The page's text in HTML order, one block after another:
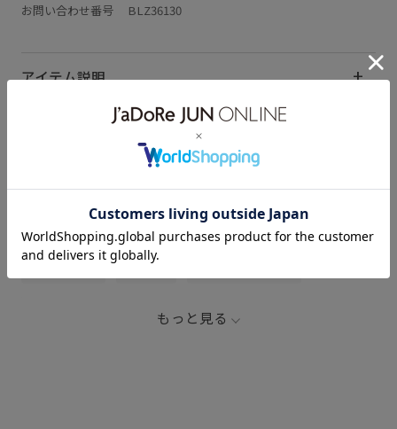
お問い合わせ番号 BLZ36130
アイテム説明
サイズ・素材・お手入れ方法
関連タグ
2026_23W_BO Tシャツ こなれ感 カジュアル
もっと見る